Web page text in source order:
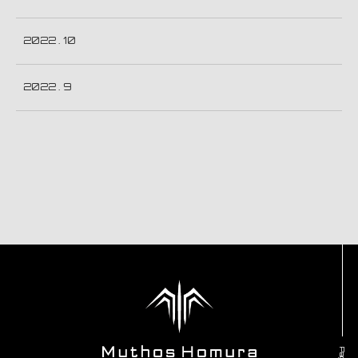
2022 . 10
2022 . 9